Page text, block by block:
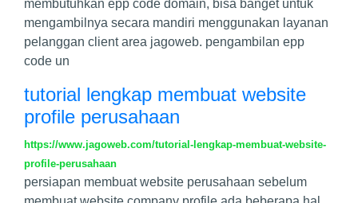
membutuhkan epp code domain, bisa banget untuk
mengambilnya secara mandiri menggunakan layanan
pelanggan client area jagoweb. pengambilan epp
code un
tutorial lengkap membuat website
profile perusahaan
https://www.jagoweb.com/tutorial-lengkap-membuat-website-
profile-perusahaan
persiapan membuat website perusahaan sebelum